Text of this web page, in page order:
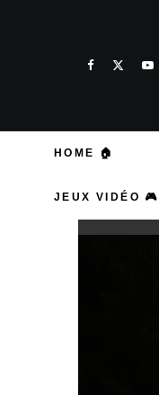
HOME 🏠
JEUX VIDÉO 🎮